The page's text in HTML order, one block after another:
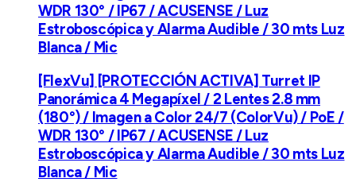
WDR 130° / IP67 / ACUSENSE / Luz
Estroboscópica y Alarma Audible / 30 mts Luz
Blanca / Mic
[FlexVu] [PROTECCIÓN ACTIVA] Turret IP
Panorámica 4 Megapíxel / 2 Lentes 2.8 mm
(180°) / Imagen a Color 24/7 (ColorVu) / PoE /
WDR 130° / IP67 / ACUSENSE / Luz
Estroboscópica y Alarma Audible / 30 mts Luz
Blanca / Mic